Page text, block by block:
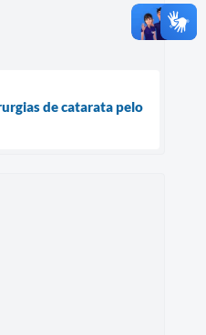
de catarata pelo